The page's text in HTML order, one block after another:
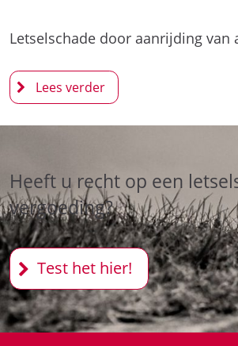
Letselschade door aanrijding van
Heeft u recht op een
vergoeding?
Test het hier!